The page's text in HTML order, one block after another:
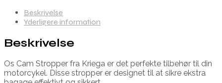
Beskrivelse
Yderligere information
Beskrivelse
Os Cam Stropper fra Kriega er det perfekte tilbehør til din
motorcykel. Disse stropper er designet til at sikre ekstra